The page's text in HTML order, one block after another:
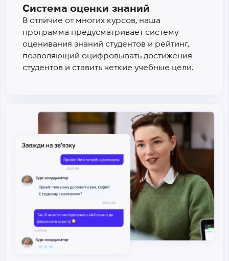
Система оценки знаний
В отличие от многих курсов, наша
программа предусматривает систему
оценивания знаний студентов и рейтинг,
позволяющий оцифровывать достижения
студентов и ставить четкие учебные цели.